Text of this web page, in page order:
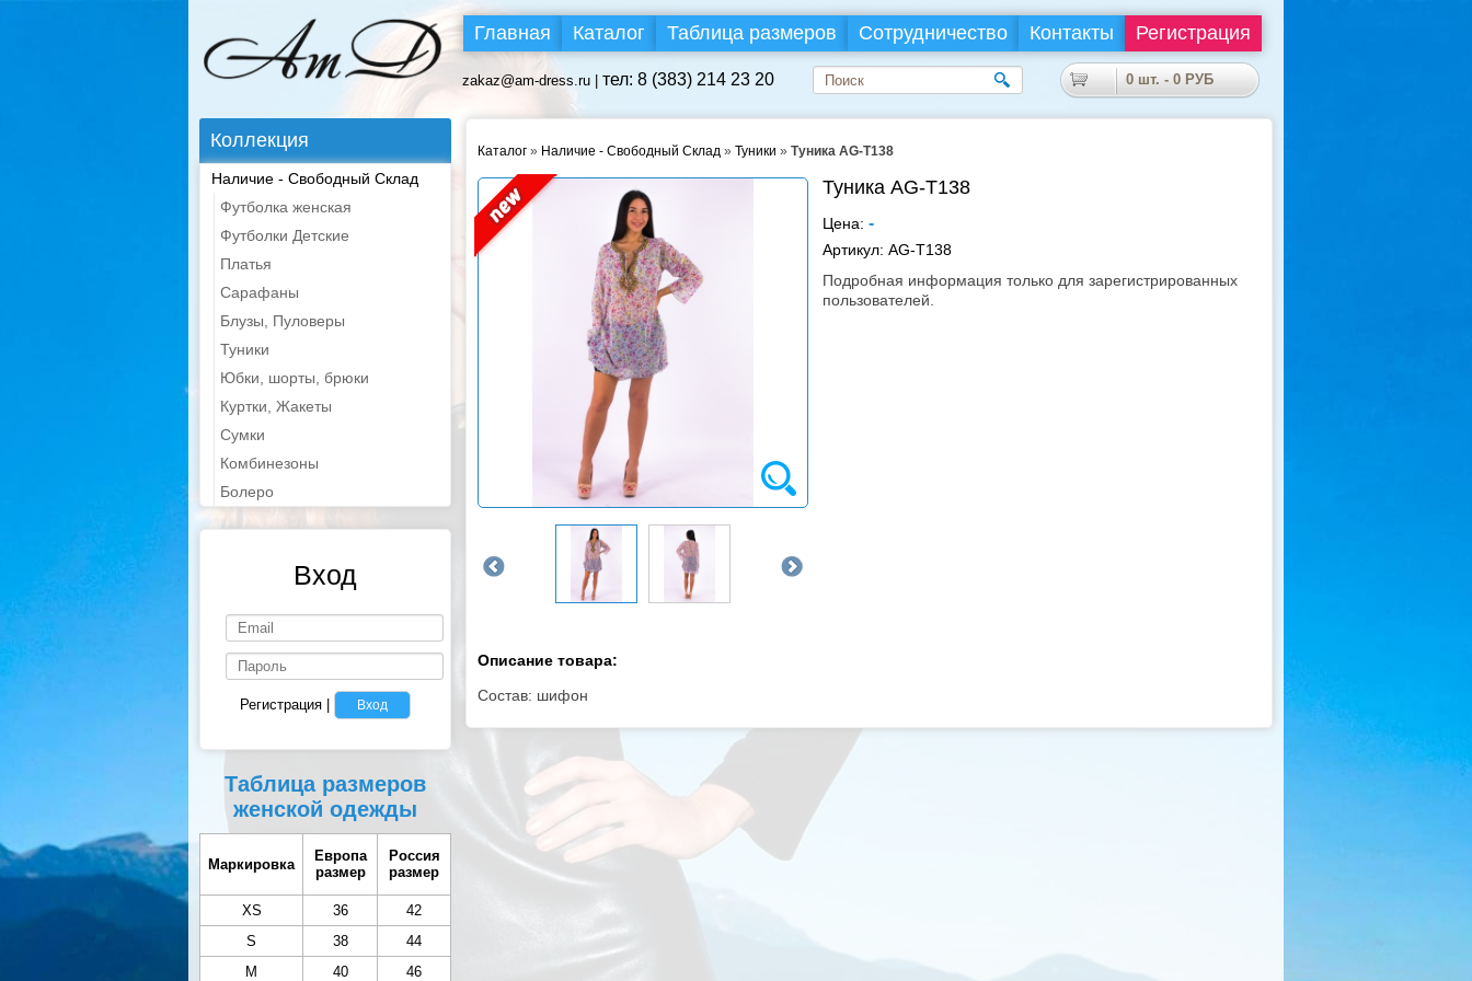
Главная Каталог Таблица размеров Сотрудничество Контакты Регистрация
0 шт. - 0 РУБ
zakaz@am-dress.ru | тел: 8 (383) 214 23 20
Коллекция
Наличие - Свободный Склад
Футболка женская
Футболки Детские
Платья
Сарафаны
Блузы, Пуловеры
Туники
Юбки, шорты, брюки
Куртки, Жакеты
Сумки
Комбинезоны
Болеро
Вход
Регистрация Вход
Таблица размеров
женской одежды
Маркировка
Европа
размер
Россия
размер
XS 36
42
S
38
44
M
40 46
Каталог » Наличие - Свободный Склад » Туники » Туника AG-T138
Туника AG-T138
Цена: -
Артикул: AG-T138
Подробная информация только для зарегистрированных
пользователей.
Описание товара:
Состав: шифон